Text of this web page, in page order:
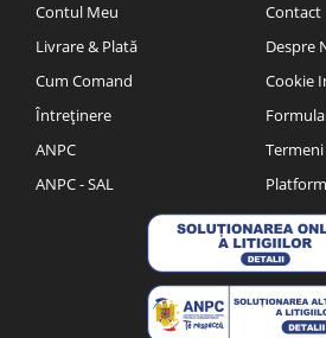
Contul Meu
Livrare & Plată
Cum Comand
Întreținere
ANPC
ANPC - SAL
Contact
Despre
Cookie